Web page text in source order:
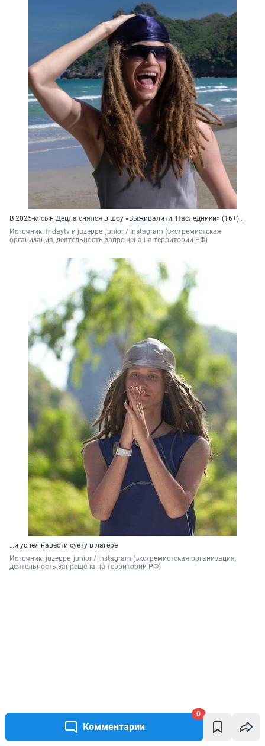
Комментарии
0
В 2025-м сын Децла снялся в шоу «Выживалити. Наследники» (16+)…
Источник: fridaytv и juzeppe_junior / Instagram (экстремистская
организация, деятельность запрещена на территории РФ)
…и успел навести суету в лагере
Источник: juzeppe_junior / Instagram (экстремистская организация,
деятельность запрещена на территории РФ)